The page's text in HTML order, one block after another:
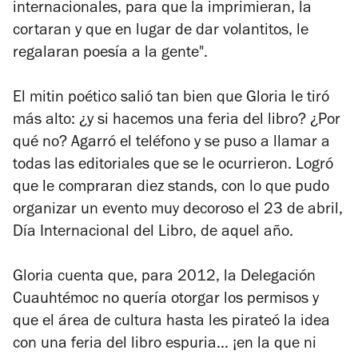
internacionales, para que la imprimieran, la
cortaran y que en lugar de dar volantitos, le
regalaran poesía a la gente".
El mitin poético salió tan bien que Gloria le tiró
más alto: ¿y si hacemos una feria del libro? ¿Por
qué no? Agarró el teléfono y se puso a llamar a
todas las editoriales que se le ocurrieron. Logró
que le compraran diez stands, con lo que pudo
organizar un evento muy decoroso el 23 de abril,
Día Internacional del Libro, de aquel año.
Gloria cuenta que, para 2012, la Delegación
Cuauhtémoc no quería otorgar los permisos y
que el área de cultura hasta les pirateó la idea
con una feria del libro espuria... ¡en la que ni